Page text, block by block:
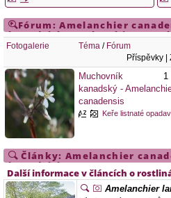
Fórum:Amelanchier
kanadský,Amelanchier,
Fotogalerie Téma / Fórum
Příspěvky |
1
Muchovník
kanadský -
canadensis
Keře listnaté
Články: Amelanchier
kanadský
Další informace v článcích o
Amelanchier